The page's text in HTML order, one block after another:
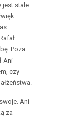
jest stale
Poza
Ani
czy
Ani
za